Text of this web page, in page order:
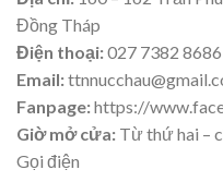
Đồng Tháp
Điện thoại:027 7382 8686
Email:
Fanpage:https://
Giờ mở cửa: Từ thứ hai –
Gọi điện